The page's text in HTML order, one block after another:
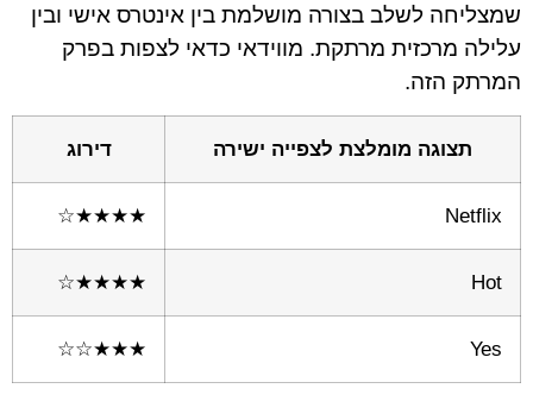
שמצליחה לשלב בצורה מושלמת בין אינטרס אישי ובין
עלילה מרכזית מרתקת. מווידאי כדאי לצפות בפרק
המרתק הזה.
תצוגה מומלצת לצפייה ישירה דירוג
Netflix
★★★★☆
Hot
★★★★☆
Yes
★★★☆☆